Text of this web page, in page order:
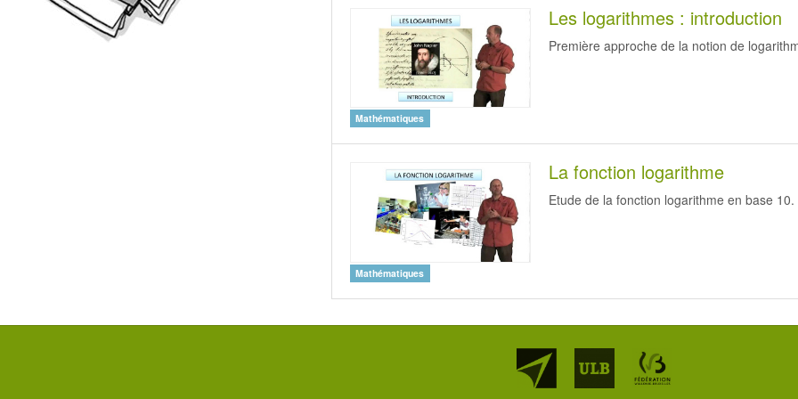
Mathématiques
Les logarithmes : introduction
Première approche de la notion de
Mathématiques
La fonction logarithme
Etude de la fonction logarithme en base 10.
Partenaires